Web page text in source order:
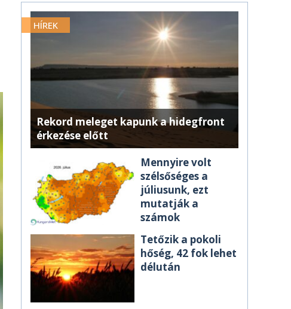
HÍREK
Rekord meleget kapunk a hidegfront
érkezése előtt
Mennyire volt
szélsőséges a
júliusunk, ezt
mutatják a
számok
Tetőzik a pokoli
hőség, 42 fok lehet
délután